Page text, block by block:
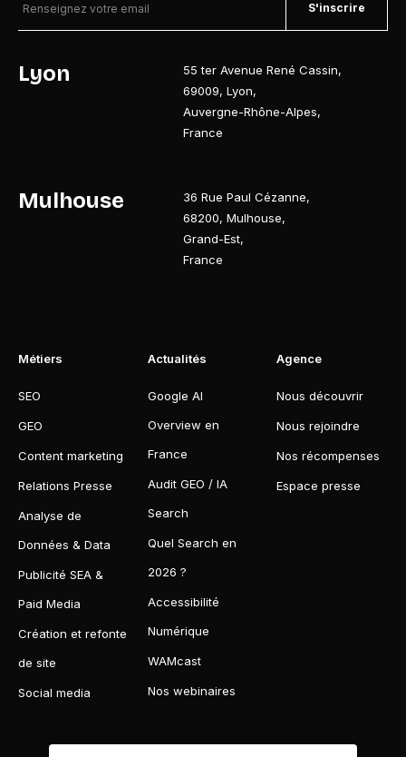
S'inscrire
Lyon 55 ter Avenue René Cassin,
69009,Lyon,
Auvergne-Rhône-Alpes,
France
Mulhouse 36 Rue Paul Cézanne,
68200,Mulhouse,
Grand-Est,
France
Métiers
SEO
GEO
Content marketing
Relations Presse
Analyse de
Données & Data
Publicité SEA &
Paid Media
Création et refonte
de site
Social media
Actualités
Google AI
Overview en
France
Audit GEO / IA
Search
Quel Search en
2026 ?
Accessibilité
Numérique
WAMcast
Nos webinaires
Agence
Nous découvrir
Nous rejoindre
Nos récompenses
Espace presse